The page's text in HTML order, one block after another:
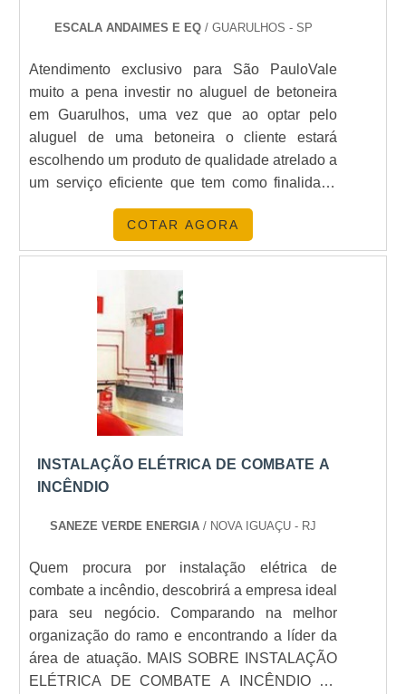
ESCALA ANDAIMES E EQ/ GUARULHOS - SP
Atendimento exclusivo para São PauloVale
muito a pena investir no aluguel de betoneira
em Guarulhos, uma vez que ao optar pelo
aluguel de uma betoneira o cliente estará
escolhendo um produto de qualidade atrelado a
um serviço eficiente que tem como finalidade
prestar todo o auxílio ao consumidor.MISTURA
DE CONCETRO FÁCIL E VERSÁTILA
betoneira nada mais é do que uma máquina
giratória que tem como finalidade realizar a
mistura do concreto de forma prática e versátil.
Por meio do aluguel de betonei.
COTAR AGORA
INSTALAÇÃO ELÉTRICA DE COMBATE A
INCÊNDIO
SANEZE VERDE ENERGIA / NOVA IGUAÇU - RJ
Quem procura por instalação elétrica de
combate a incêndio, descobrirá a empresa ideal
para seu negócio. Comparando na melhor
organização do ramo e encontrando a líder da
área de atuação. MAIS SOBRE INSTALAÇÃO
ELÉTRICA DE COMBATE A INCÊNDIO Se